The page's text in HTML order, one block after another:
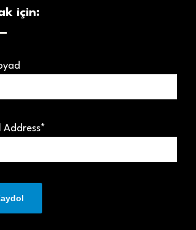
için:
Address*